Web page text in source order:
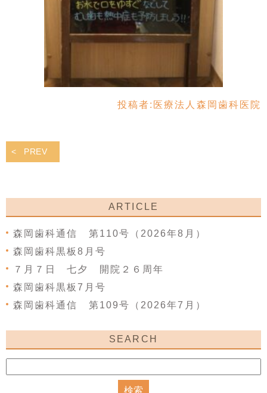
投稿者: 医療法人森岡歯科医院
PREV
ARTICLE
森岡歯科通信 第110号（2026年8月）
森岡歯科黒板8月号
７月７日 七夕 開院２６周年
森岡歯科黒板7月号
森岡歯科通信 第109号（2026年7月）
SEARCH